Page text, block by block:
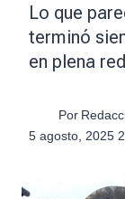
Lo que
terminó
en plena
Por
5 agosto, 2025